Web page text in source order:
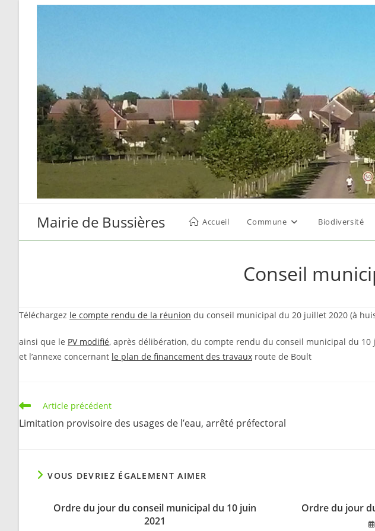
Mairie de Bussières Accueil Commune Biodiversité
Conseil
Téléchargez le compte rendu de la réunion du conseil municipal du 20 juillet 2020 (à
ainsi que le PV modifié, après délibération, du compte rendu du conseil municipal du 10
et l’annexe concernant le plan de financement des travaux route de Boult
Read
articles
Article précédent
Limitation provisoire des usages de l’eau, arrêté préfectoral
VOUS DEVRIEZ ÉGALEMENT AIMER
Ordre du jour du conseil municipal du 10 juin
2021
Ordre du jour